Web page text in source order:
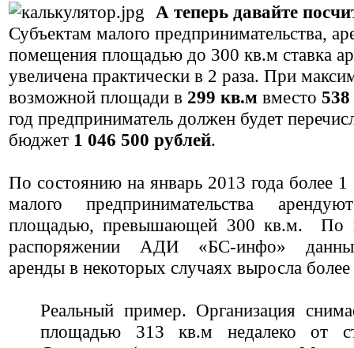
А теперь давайте
Субъектам малого предпринимательства,
помещения площадью до 300 кв.м ставка
увеличена практически в 2 раза. При
возможной площади в 299 кв.м вместо
год предприниматель должен будет
бюджет 1 046 500 рублей.
По состоянию на январь 2013 года более 1
малого предпринимательства
площадью, превышающей 300 кв.м. По
распоряжении АДИ «БС-инфо»
аренды в некоторых случаях выросла
Реальный пример. Организация
площадью 313 кв.м недалеко от